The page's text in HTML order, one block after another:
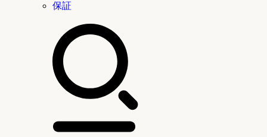
保証